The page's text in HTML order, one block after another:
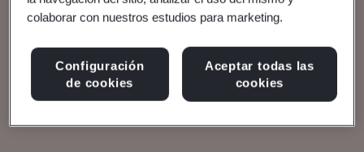
Requisitos y plazos para el diagnóstico in
vitro.
Leer el folleto
colaborar con nuestros estudios para marketing.
Configuración
de cookies
Aceptar todas las
cookies